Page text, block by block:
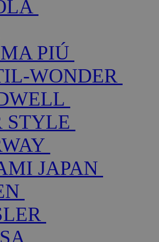
PIÚ
WONDER
STYLE
JAPAN